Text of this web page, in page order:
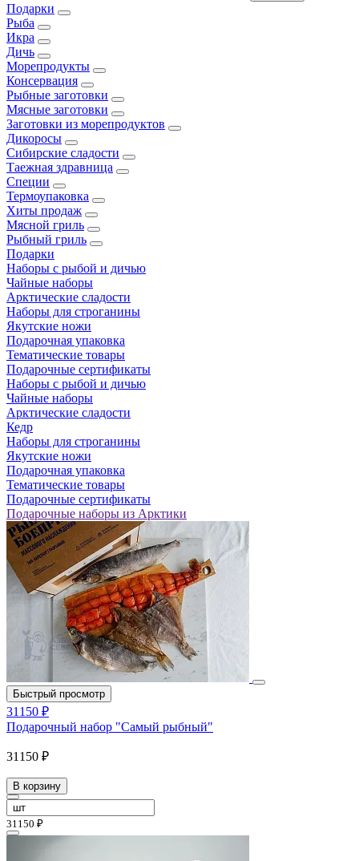
Подарки
Рыба
Икра
Дичь
Морепродукты
Консервация
Рыбные заготовки
Мясные заготовки
Заготовки из морепродуктов
Дикоросы
Сибирские сладости
Таежная здравница
Специи
Термоупаковка
Хиты продаж
Мясной гриль
Рыбный гриль
Подарки
Наборы с рыбой и дичью
Чайные наборы
Арктические сладости
Наборы для строганины
Якутские ножи
Подарочная упаковка
Тематические товары
Подарочные сертификаты
Наборы с рыбой и дичью
Чайные наборы
Арктические сладости
Кедр
Наборы для строганины
Якутские ножи
Подарочная упаковка
Тематические товары
Подарочные сертификаты
Подарочные наборы из Арктики
Быстрый просмотр
31150 ₽
Подарочный набор "Самый рыбный"
31150 ₽
В корзину
31150 ₽